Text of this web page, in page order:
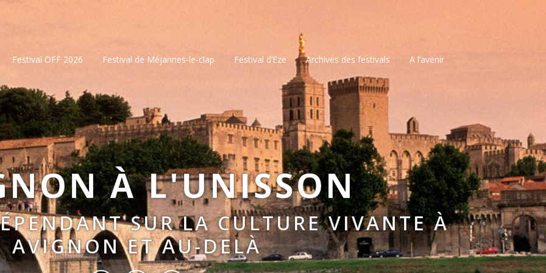
Festival OFF 2026 Festival de Méjannes-le-clap Festival d’Eze Archives des festivals A l’avenir
À L'UNISSON
SUR LA CULTURE VIVANTE À
AVIGNON ET AU-DELÀ